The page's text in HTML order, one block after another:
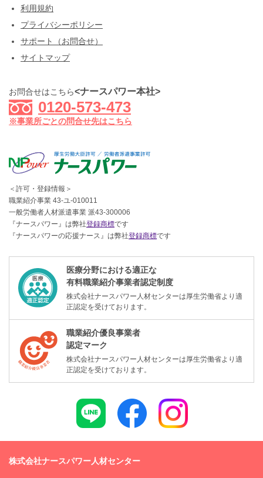
利用規約
プライバシーポリシー
サポート（お問合せ）
サイトマップ
お問合せはこちら<ナースパワー本社>
0120-573-473
※事業所ごとの問合せ先はこちら
＜許可・登録情報＞
職業紹介事業 43-ユ-010011
一般労働者人材派遣事業 派43-300006
『ナースパワー』は弊社登録商標です
『ナースパワーの応援ナース』は弊社登録商標です
医療分野における適正な
有料職業紹介事業者認定制度
株式会社ナースパワー人材センターは厚生労働省より適
正認定を受けております。
職業紹介優良事業者
認定マーク
株式会社ナースパワー人材センターは厚生労働省より適
正認定を受けております。
株式会社ナースパワー人材センター